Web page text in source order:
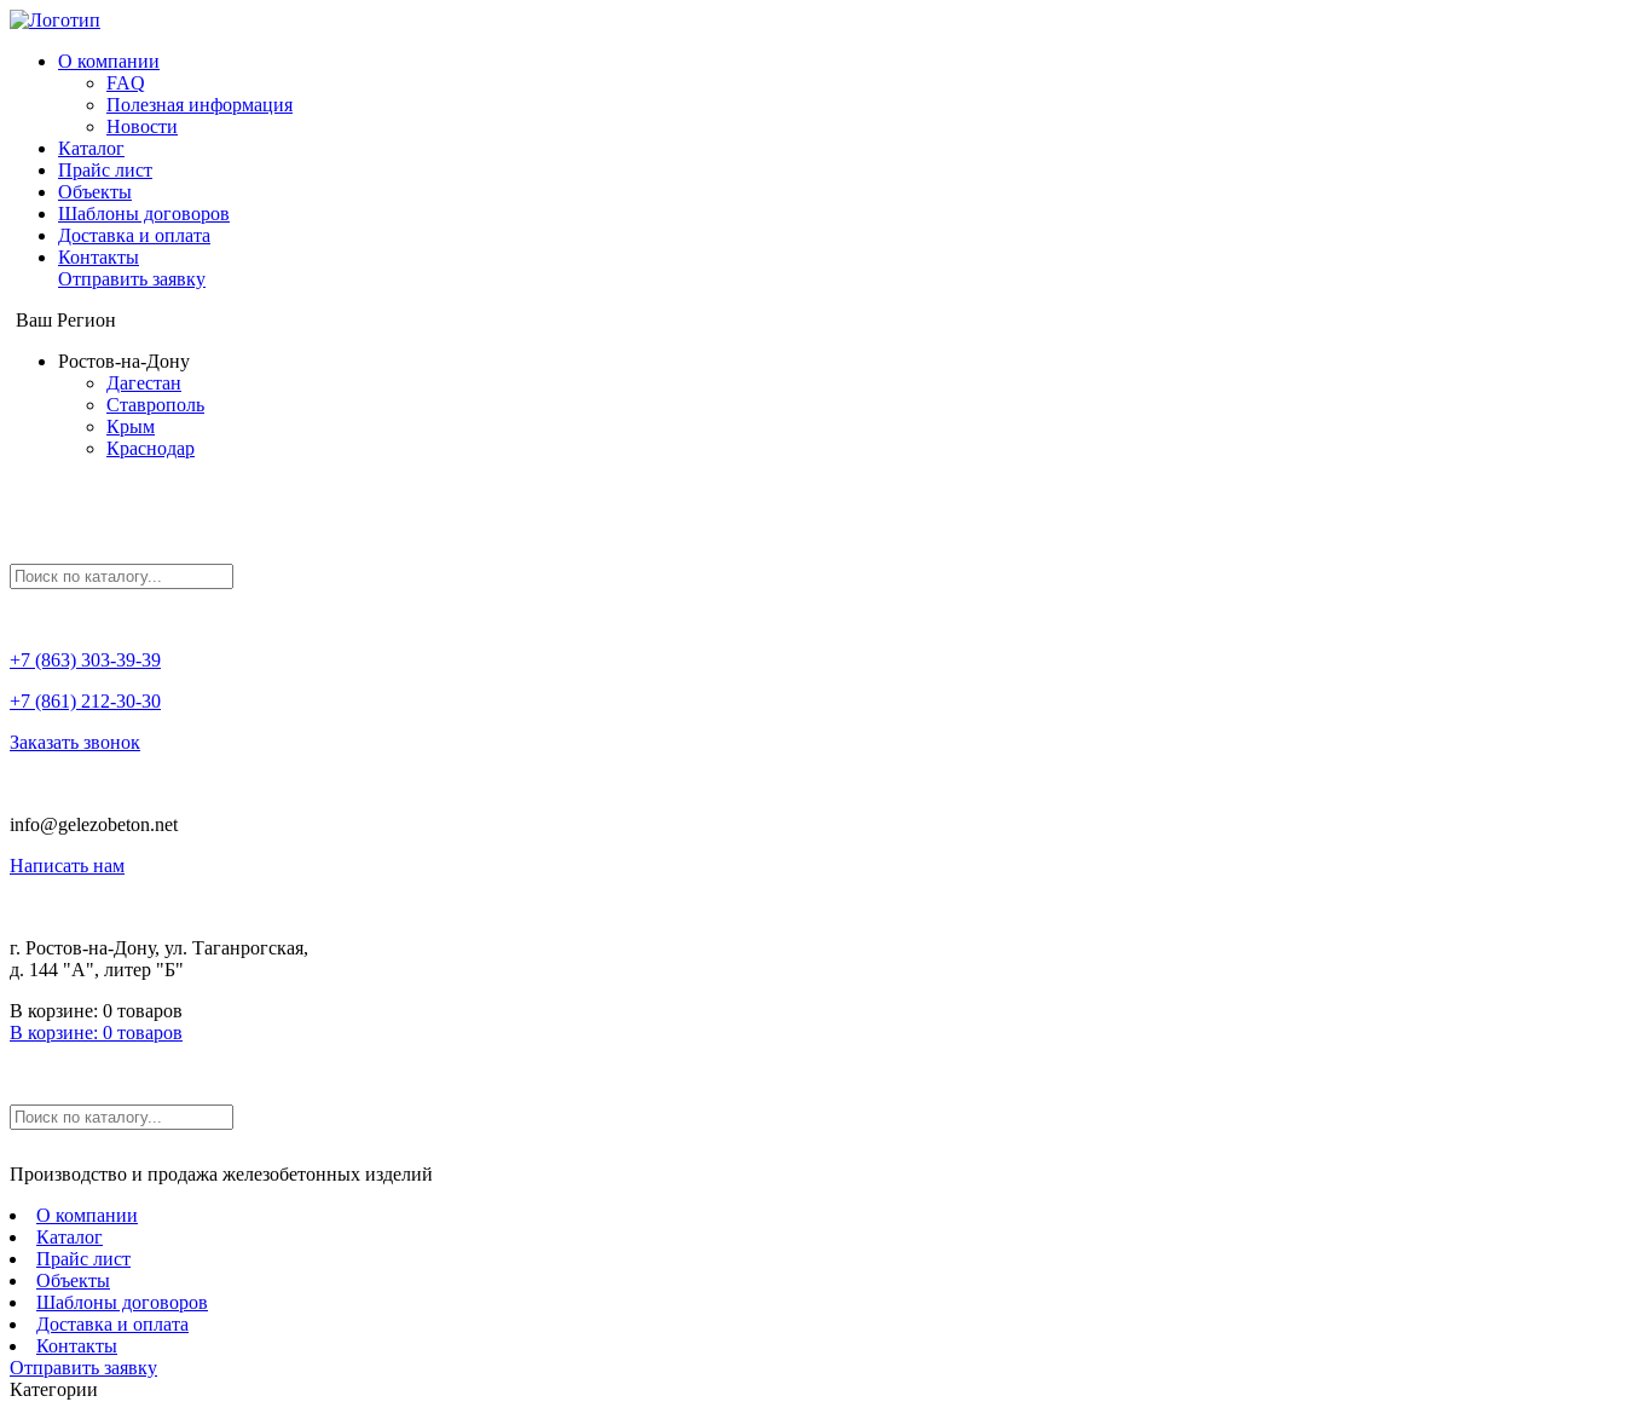
О компании
FAQ
Полезная информация
Новости
Каталог
Прайс лист
Объекты
Шаблоны договоров
Доставка и оплата
Контакты
Отправить заявку
Ваш Регион
Ростов-на-Дону
Дагестан
Ставрополь
Крым
Краснодар
+7 (863) 303-39-39
+7 (861) 212-30-30
Заказать звонок
info@gelezobeton.net
Написать нам
г. Ростов-на-Дону, ул. Таганрогская,
д. 144 "А", литер "Б"
В корзине: 0 товаров
В корзине: 0 товаров
Производство и продажа железобетонных изделий
О компании
Каталог
Прайс лист
Объекты
Шаблоны договоров
Доставка и оплата
Контакты
Отправить заявку
Категории